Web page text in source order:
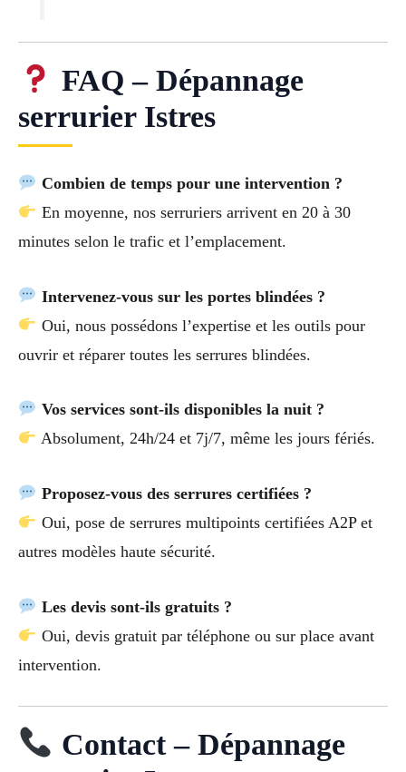
FAQ – Dépannage
serrurier Istres
Combien de temps pour une intervention ?
En moyenne, nos serruriers arrivent en 20 à 30
minutes selon le trafic et l’emplacement.
Intervenez-vous sur les portes blindées ?
Oui, nous possédons l’expertise et les outils pour
ouvrir et réparer toutes les serrures blindées.
Vos services sont-ils disponibles la nuit ?
Absolument, 24h/24 et 7j/7, même les jours fériés.
Proposez-vous des serrures certifiées ?
Oui, pose de serrures multipoints certifiées A2P et
autres modèles haute sécurité.
Les devis sont-ils gratuits ?
Oui, devis gratuit par téléphone ou sur place avant
intervention.
Contact – Dépannage